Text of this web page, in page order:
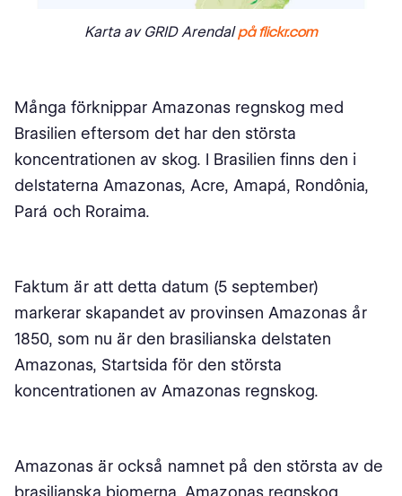
Karta av GRID Arendalpå flickr.com
Många förknippar Amazonas regnskog med
Brasilien eftersom det har den största
koncentrationen av skog. I Brasilien finns den i
delstaterna Amazonas, Acre, Amapá, Rondônia,
Pará och Roraima.
Faktum är att detta datum (5 september)
markerar skapandet av provinsen Amazonas år
1850, som nu är den brasilianska delstaten
Amazonas, Startsida för den största
koncentrationen av Amazonas regnskog.
Amazonas är också namnet på den största av de
brasilianska biomerna. Amazonas regnskog